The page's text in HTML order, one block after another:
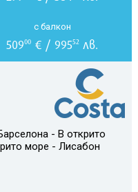
- В открито
море - Лисабон
с балкон
50900 € / 99552 лв.